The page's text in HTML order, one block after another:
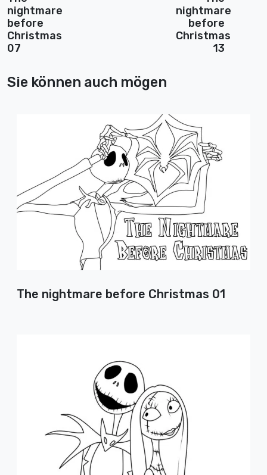
nightmare
before
Christmas
07
nightmare
before
Christmas
13
Sie können auch mögen
The nightmare before Christmas 01